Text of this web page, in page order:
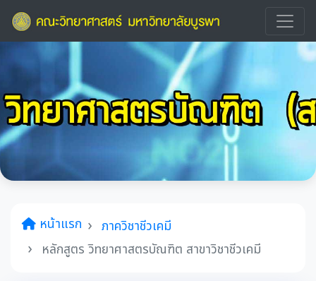
หน้าแรก
ภาควิชาชีวเคมี
หลักสูตร วิทยาศาสตรบัณฑิต สาขาวิชาชีวเคมี